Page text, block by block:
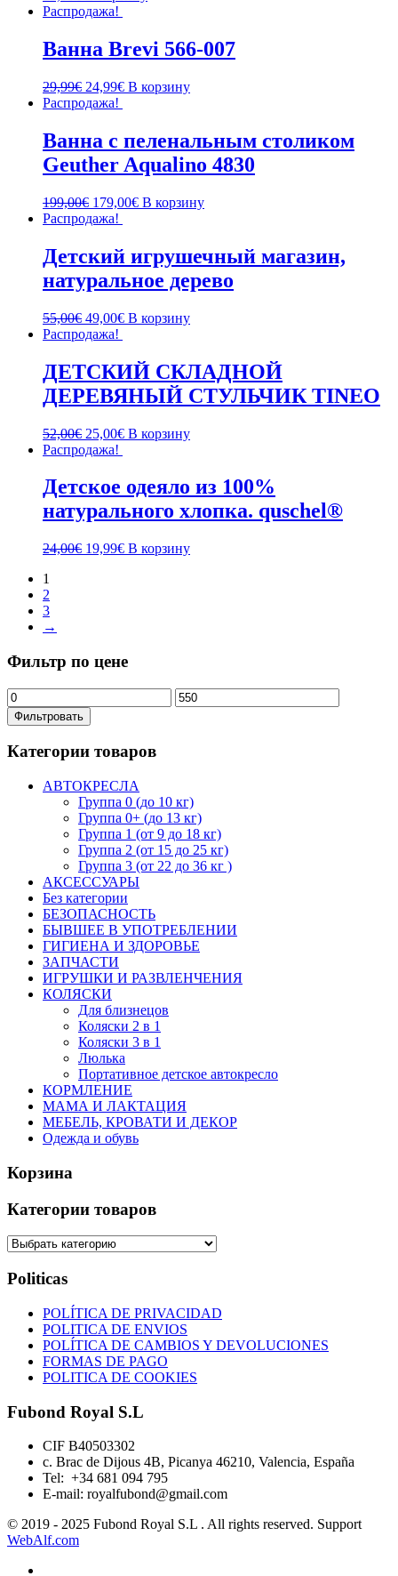
Распродажа!
Ванна Brevi 566-007
29,99€ 24,99€ В корзину
Распродажа!
Ванна с пеленальным столиком
Geuther Aqualino 4830
199,00€ 179,00€ В корзину
Распродажа!
Детский игрушечный магазин,
натуральное дерево
55,00€ 49,00€ В корзину
Распродажа!
ДЕТСКИЙ СКЛАДНОЙ
ДЕРЕВЯНЫЙ СТУЛЬЧИК TINEO
52,00€ 25,00€ В корзину
Распродажа!
Детское одеяло из 100%
натурального хлопка. quschel®
24,00€ 19,99€ В корзину
1
2
3
→
Фильтр по цене
Минимальная
цена
Максимальная
цена
Фильтровать
Категории товаров
АВТОКРЕСЛА
Группа 0 (до 10 кг)
Группа 0+ (до 13 кг)
Группа 1 (от 9 до 18 кг)
Группа 2 (от 15 до 25 кг)
Группа 3 (от 22 до 36 кг )
АКСЕССУАРЫ
Без категории
БЕЗОПАСНОСТЬ
БЫВШЕЕ В УПОТРЕБЛЕНИИ
ГИГИЕНА И ЗДОРОВЬЕ
ЗАПЧАСТИ
ИГРУШКИ И РАЗВЛЕНЧЕНИЯ
КОЛЯСКИ
Для близнецов
Коляски 2 в 1
Коляски 3 в 1
Люлька
Портативное детское автокресло
КОРМЛЕНИЕ
МАМА И ЛАКТАЦИЯ
МЕБЕЛЬ, КРОВАТИ И ДЕКОР
Одежда и обувь
Корзина
Категории товаров
Politicas
POLÍTICA DE PRIVACIDAD
POLITICA DE ENVIOS
POLÍTICA DE CAMBIOS Y DEVOLUCIONES
FORMAS DE PAGO
POLITICA DE COOKIES
Fubond Royal S.L
CIF B40503302
c. Brac de Dijous 4B, Picanya 46210, Valencia, España
Tel: +34 681 094 795
E-mail: royalfubond@gmail.com
© 2019 - 2025 Fubond Royal S.L . All rights reserved. Support
WebAlf.com